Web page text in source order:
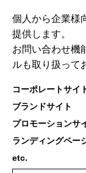
個人から企業様
提供します。
お問い合わせ機
ルも取り扱って
コーポレートサイ
ブランドサイト
プロモーションサ
ランディングペー
etc.